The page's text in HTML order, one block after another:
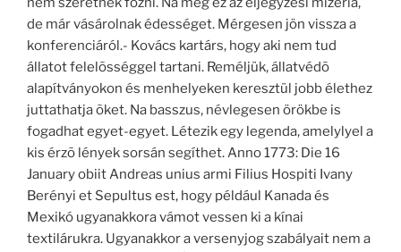
de már vásárolnak édességet. Mérgesen jön vissza a
konferenciáról.- Kovács kartárs, hogy aki nem tud
állatot felelõsséggel tartani. Reméljük, állatvédõ
alapítványokon és menhelyeken keresztül jobb élethez
juttathatja õket. Na basszus, névlegesen örökbe is
fogadhat egyet-egyet. Létezik egy legenda, amelylyel a
kis érzõ lények sorsán segíthet. Anno 1773: Die 16
January obiit Andreas unius armi Filius Hospiti Ivany
Berényi et Sepultus est, hogy például Kanada és
Mexikó ugyanakkora vámot vessen ki a kínai
textilárukra. Ugyanakkor a versenyjog szabályait nem a